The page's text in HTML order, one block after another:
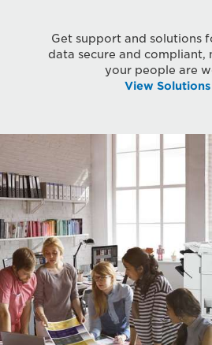
Get support and solutions
data secure and compliant,
your people are
View Solutions